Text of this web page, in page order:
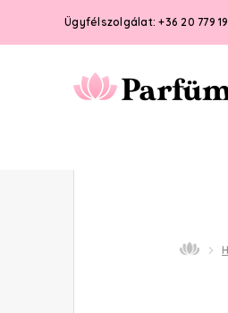
Ügyfélszolgálat: +36 20 779